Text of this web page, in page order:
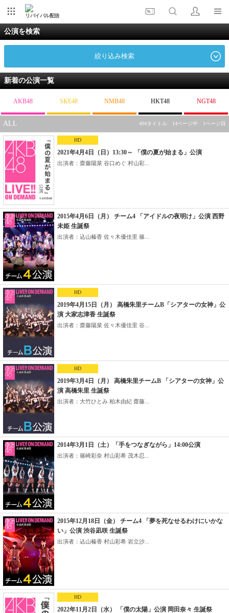
リバイバル配信
公演を検索
絞り込み検索
新着の公演一覧
AKB48 SKE48 NMB48 HKT48 NGT48
ALL 404タイトル 14ページ中 1ページ目
HD
2021年4月4日（日）13:30～ 「僕の夏が始まる」公演
出演者：齋藤陽菜 谷口めぐ 村山彩...
2015年4月6日（月） チーム4 「アイドルの夜明け」公演 西野
未姫 生誕祭
出演者：込山榛香 佐々木優佳里 篠...
HD
2019年4月15日（月） 高橋朱里チームB「シアターの女神」公
演 大家志津香 生誕祭
出演者：齋藤陽菜 佐々木優佳里 谷...
HD
2019年3月4日（月） 高橋朱里チームB 「シアターの女神」公
演 高橋朱里 生誕祭
出演者：大竹ひとみ 柏木由紀 齋藤...
2014年3月1日（土）「手をつなぎながら」14:00公演
出演者：篠崎彩奈 村山彩希 茂木忍...
2015年12月18日（金） チーム4 「夢を死なせるわけにいかな
い」公演 渋谷凪咲 生誕祭
出演者：込山榛香 村山彩希 岩立沙...
HD
2022年11月2日（水） 「僕の太陽」公演 岡田奈々 生誕祭